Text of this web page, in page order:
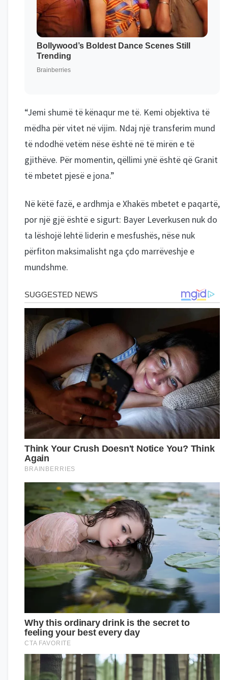
“Jemi shumë të kënaqur me të. Kemi objektiva të
mëdha për vitet në vijim. Ndaj një transferim mund
të ndodhë vetëm nëse është në të mirën e të
gjithëve. Për momentin, qëllimi ynë është që Granit
të mbetet pjesë e jona.”
Në këtë fazë, e ardhmja e Xhakës mbetet e paqartë,
por një gjë është e sigurt: Bayer Leverkusen nuk do
ta lëshojë lehtë liderin e mesfushës, nëse nuk
përfiton maksimalisht nga çdo marrëveshje e
mundshme.